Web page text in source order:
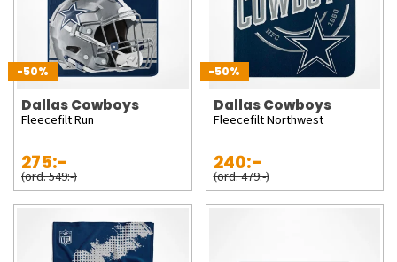
-50%
Dallas Cowboys
Fleecefilt Run
275:-
(ord. 549:-)
-50%
Dallas Cowboys
Fleecefilt Northwest
240:-
(ord. 479:-)